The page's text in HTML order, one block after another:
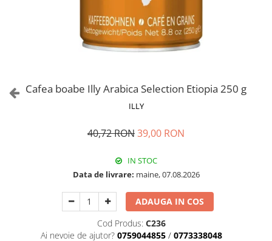
Cafea boabe Illy Arabica Selection Etiopia 250 g
ILLY
40,72 RON39,00 RON
IN STOC
Data de livrare: maine, 07.08.2026
ADAUGA IN COS
Cod Produs: C236
Ai nevoie de ajutor? 0759044855 / 0773338048